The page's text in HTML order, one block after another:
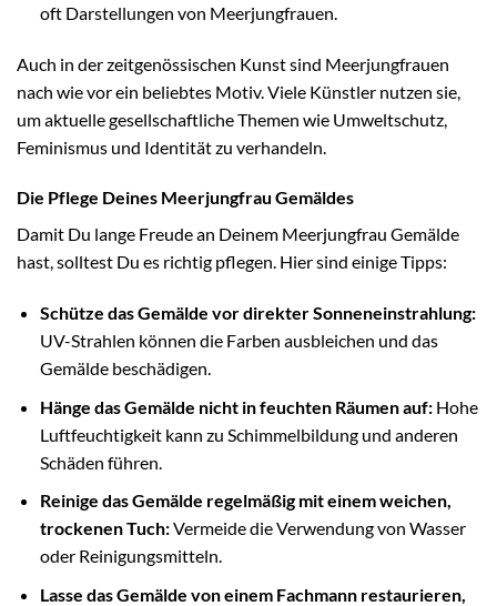
oft Darstellungen von Meerjungfrauen.
Auch in der zeitgenössischen Kunst sind Meerjungfrauen
nach wie vor ein beliebtes Motiv. Viele Künstler nutzen sie,
um aktuelle gesellschaftliche Themen wie Umweltschutz,
Feminismus und Identität zu verhandeln.
Die Pflege Deines Meerjungfrau Gemäldes
Damit Du lange Freude an Deinem Meerjungfrau Gemälde
hast, solltest Du es richtig pflegen. Hier sind einige Tipps:
Schütze das Gemälde vor direkter Sonneneinstrahlung:
UV-Strahlen können die Farben ausbleichen und das
Gemälde beschädigen.
Hänge das Gemälde nicht in feuchten Räumen auf:Hohe
Luftfeuchtigkeit kann zu Schimmelbildung und anderen
Schäden führen.
Reinige das Gemälde regelmäßig mit einem weichen,
trockenen Tuch:Vermeide die Verwendung von Wasser
oder Reinigungsmitteln.
Lasse das Gemälde von einem Fachmann restaurieren,